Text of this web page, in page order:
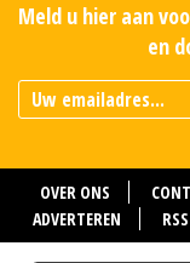
Meld u hier aan
en
OVER ONS
ADVERTEREN
RSS